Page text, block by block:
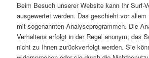
Beim Besuch unserer Website kann Ihr Surf-
ausgewertet werden. Das geschieht vor
mit sogenannten Analyseprogrammen. Die
Verhaltens erfolgt in der Regel anonym; das
nicht zu Ihnen zurückverfolgt werden. Sie